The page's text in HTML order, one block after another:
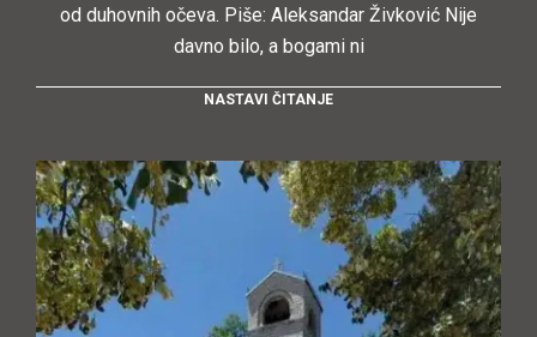
od duhovnih očeva. Piše: Aleksandar Živković Nije
davno bilo, a bogami ni
NASTAVI ČITANJE